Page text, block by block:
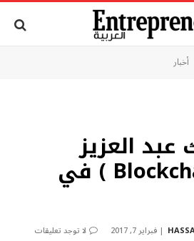
أخبار
عبد العزيز
تُطلق ( Blockchain ) في
فبراير 7, 2017
لا توجد تعليقات